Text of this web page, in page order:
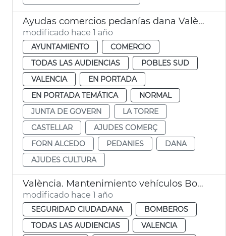
Ayudas comercios pedanías dana València
modificado hace 1 año
AYUNTAMIENTO
COMERCIO
TODAS LAS AUDIENCIAS
POBLES SUD
VALENCIA
EN PORTADA
EN PORTADA TEMÁTICA
NORMAL
JUNTA DE GOVERN
LA TORRE
CASTELLAR
AJUDES COMERÇ
FORN ALCEDO
PEDANIES
DANA
AJUDES CULTURA
València. Mantenimiento vehículos Bomberos
modificado hace 1 año
SEGURIDAD CIUDADANA
BOMBEROS
TODAS LAS AUDIENCIAS
VALENCIA